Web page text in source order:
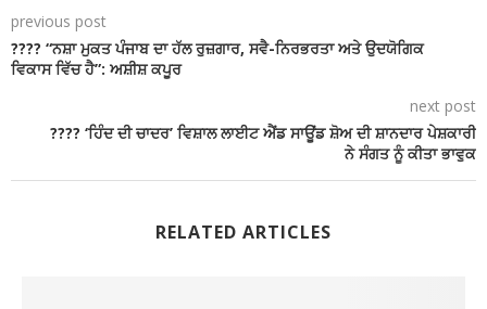
previous post
???? “ਨਸ਼ਾ ਮੁਕਤ ਪੰਜਾਬ ਦਾ ਹੱਲ ਰੁਜ਼ਗਾਰ, ਸਵੈ-ਨਿਰਭਰਤਾ ਅਤੇ ਉਦਯੋਗਿਕ
ਵਿਕਾਸ ਵਿੱਚ ਹੈ”: ਅਸ਼ੀਸ਼ ਕਪੂਰ
next post
???? ‘ਹਿੰਦ ਦੀ ਚਾਦਰ’ ਵਿਸ਼ਾਲ ਲਾਈਟ ਐਂਡ ਸਾਊਂਡ ਸ਼ੋਅ ਦੀ ਸ਼ਾਨਦਾਰ ਪੇਸ਼ਕਾਰੀ
ਨੇ ਸੰਗਤ ਨੂੰ ਕੀਤਾ ਭਾਵੁਕ
RELATED ARTICLES